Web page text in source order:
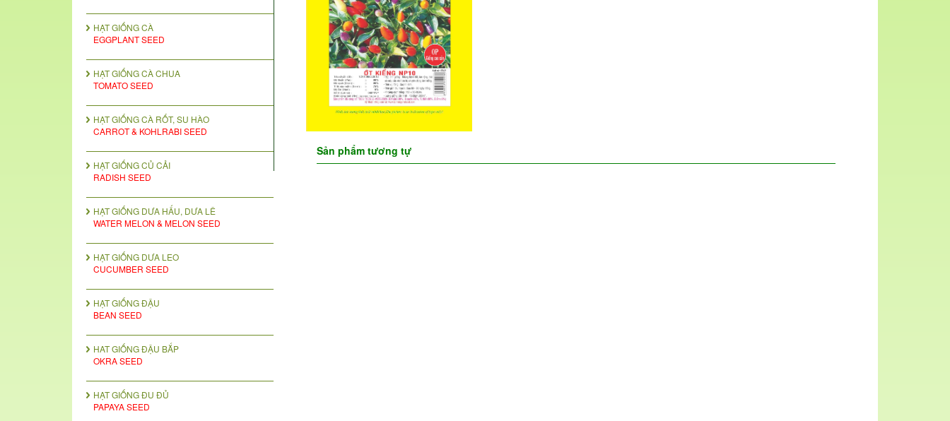
HẠT GIỐNG CÀ
EGGPLANT SEED
HẠT GIỐNG CÀ CHUA
TOMATO SEED
HẠT GIỐNG CÀ RỐT, SU HÀO
CARROT & KOHLRABI SEED
HẠT GIỐNG CỦ CẢI
RADISH SEED
HẠT GIỐNG DƯA HẤU, DƯA LÊ
WATER MELON & MELON SEED
HẠT GIỐNG DƯA LEO
CUCUMBER SEED
HẠT GIỐNG ĐẬU
BEAN SEED
HAT GIỐNG ĐẬU BẮP
OKRA SEED
HẠT GIỐNG ĐU ĐỦ
PAPAYA SEED
Sản phẩm tương tự